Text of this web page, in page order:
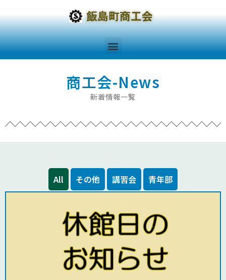
商工会-News
新着情報一覧
All その他 講習会 青年部